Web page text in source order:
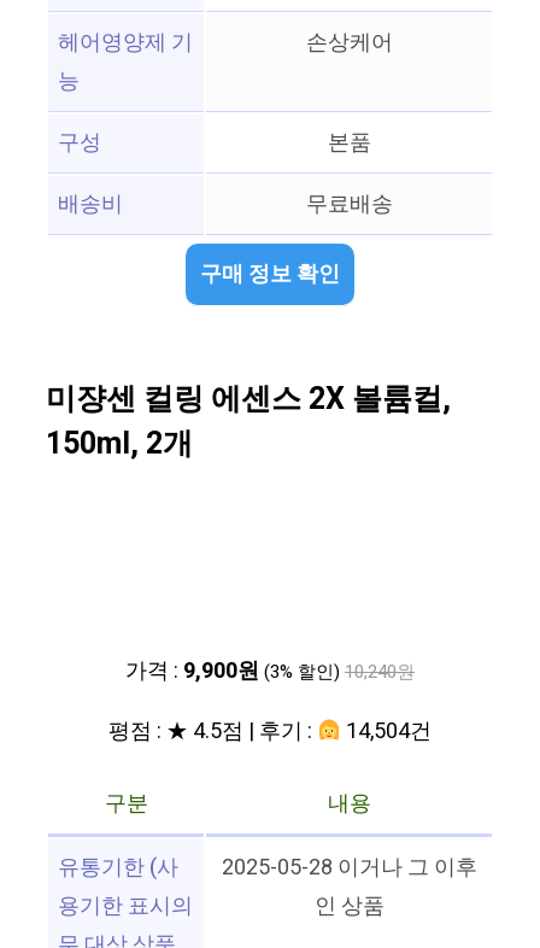
헤어영양제 기
능
손상케어
구성
본품
배송비
무료배송
구매 정보 확인
미쟝센 컬링 에센스 2X 볼륨컬,
150ml, 2개
가격 : 9,900원 (3% 할인) 10,240원
평점 : ★ 4.5점 | 후기 : 14,504건
구분
내용
유통기한 (사
용기한 표시의
2025-05-28 이거나 그 이후
인 상품